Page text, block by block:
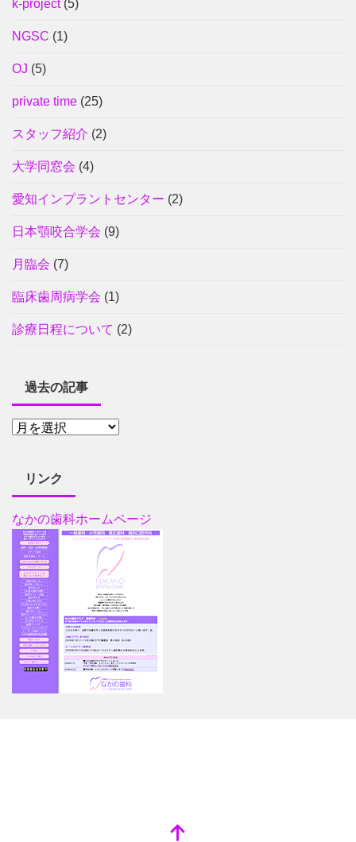
k-project(5)
NGSC (1)
OJ (5)
private time (25)
スタッフ紹介 (2)
大学同窓会 (4)
愛知インプラントセンター (2)
日本顎咬合学会 (9)
月臨会 (7)
臨床歯周病学会 (1)
診療日程について (2)
過去の記事
リンク
なかの歯科ホームページ